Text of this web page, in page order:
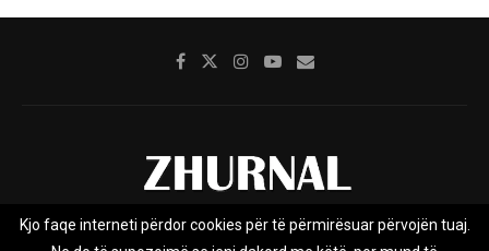
Rreth nesh Impresumi Marketing Kontakt
Kjo faqe interneti përdor cookies për të përmirësuar përvojën tuaj.